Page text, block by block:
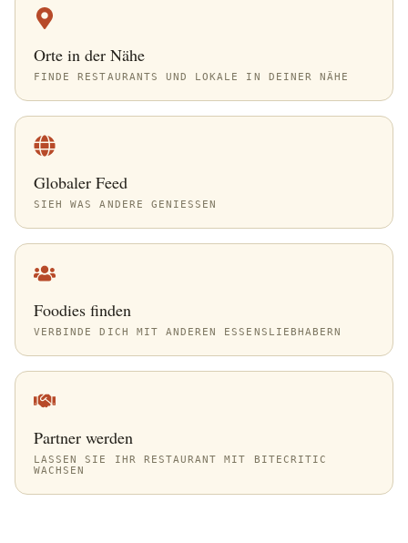
Orte in der Nähe
FINDE RESTAURANTS UND LOKALE IN DEINER NÄHE
Globaler Feed
SIEH WAS ANDERE GENIESSEN
Foodies finden
VERBINDE DICH MIT ANDEREN ESSENSLIEBHABERN
Partner werden
LASSEN SIE IHR RESTAURANT MIT BITECRITIC
WACHSEN